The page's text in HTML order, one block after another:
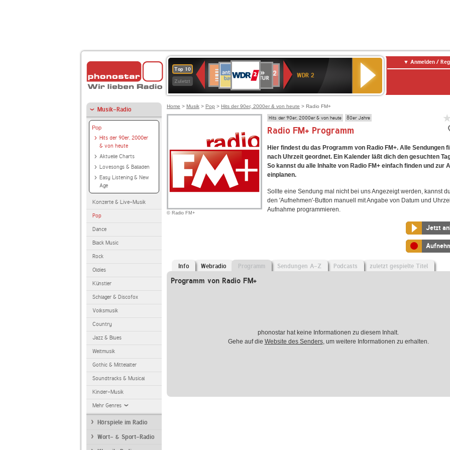
Top 10
Zuletzt
Deutschlandfunk
90er
OLDIE
ANTENNE
4
KLASSIK
Deutschlandfunk
KulturBAYERN
2
Kultur
NDR
2
WDR 2
Anmelden /
Musik-Radio
Pop
Hits der 90er, 2000er
& von heute
Aktuelle Charts
Lovesongs & Balladen
Easy Listening & New
Age
Konzerte & Live-Musik
Pop
Dance
Black Music
Rock
Oldies
Künstler
Schlager & Discofox
Volksmusik
Country
Jazz & Blues
Weltmusik
Gothic & Mittelalter
Soundtracks & Musical
Kinder-Musik
Mehr Genres
Hörspiele im Radio
Wort- & Sport-Radio
Home > Musik > Pop > Hits der 90er, 2000er & von heute > Radio FM+
© Radio FM+
Hits der 90er, 2000er & von heute 80er Jahre
Radio FM+ Programm
Hier findest du das Programm von Radio FM+. Alle Sendungen
nach Uhrzeit geordnet. Ein Kalender läßt dich den gesuchten
So kannst du alle Inhalte von Radio FM+ einfach finden und zur
einplanen.
Sollte eine Sendung mal nicht bei uns Angezeigt werden, kannst
den 'Aufnehmen'-Button manuell mit Angabe von Datum und
Aufnahme programmieren.
Jetzt
Info Webradio Programm Sendungen A-Z Podcasts zuletzt gespielte Titel
Programm von Radio FM+
phonostar hat keine Informationen zu diesem Inhalt.
Gehe auf die Website des Senders, um weitere Informationen zu erhalten.